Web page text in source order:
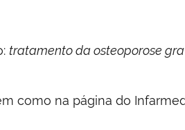
tratamento da osteoporose
como na página do